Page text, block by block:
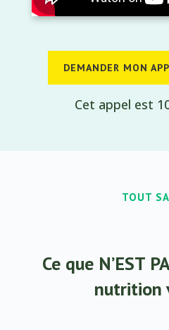
DEMANDER MON
Cet appel est
TOUT
Ce que N’EST
nutrition